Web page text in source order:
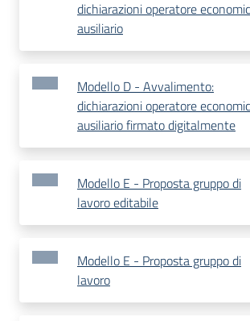
dichiarazioni operatore
ausiliario
Modello D - Avvalimento:
dichiarazioni operatore
ausiliario firmato digitalmente
Modello E - Proposta gruppo di
lavoro editabile
Modello E - Proposta gruppo di
lavoro